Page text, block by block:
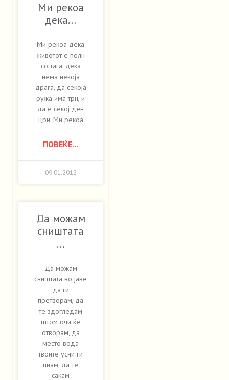
Ми рекоа
дека…
Ми рекоа дека
животот е полн
со тага, дека
нема некоја
драга, да секоја
ружа има трн, и
да е секој ден
црн. Ми рекоа
ПОВЕЌЕ...
09.01.2012
Да можам
сништата
…
Да можам
сништата во јаве
да ги
претворам, да
те здогледам
штом очи ќе
отворам, да
место вода
твоите усни ги
пиам, да те
сакам